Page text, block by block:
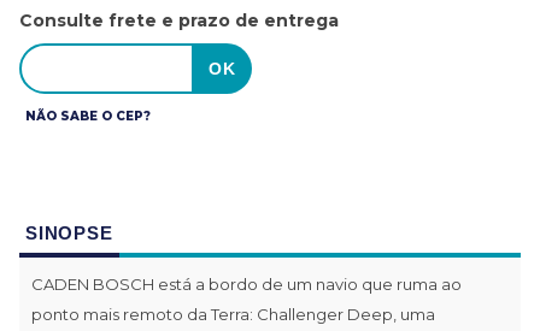
Consulte frete e prazo de entrega
NÃO SABE O CEP?
SINOPSE
CADEN BOSCH está a bordo de um navio que ruma ao
ponto mais remoto da Terra: Challenger Deep, uma